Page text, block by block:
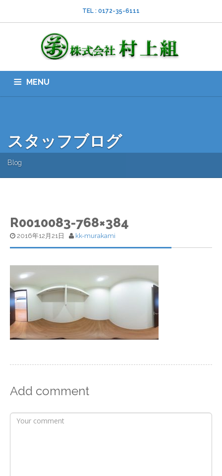
TEL : 0172-35-6111
MENU
スタッフブログ
Blog
R0010083-768×384
2016年12月21日 kk-murakami
Add comment